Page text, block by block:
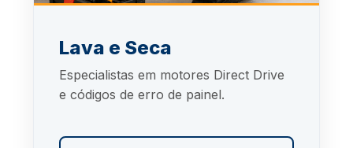
Lava e Seca
Especialistas em motores Direct Drive
e códigos de erro de painel.